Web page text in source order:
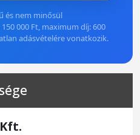
és nem minősül
000 Ft, maximum díj: 600
adásvételére vonatkozik.